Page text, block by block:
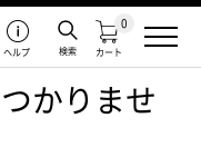
カート
0
検索
ヘルプ
かりませ